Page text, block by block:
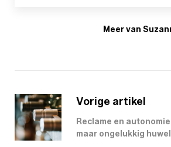
Meer van
Vorige artikel
Reclame en
maar ongelukkig